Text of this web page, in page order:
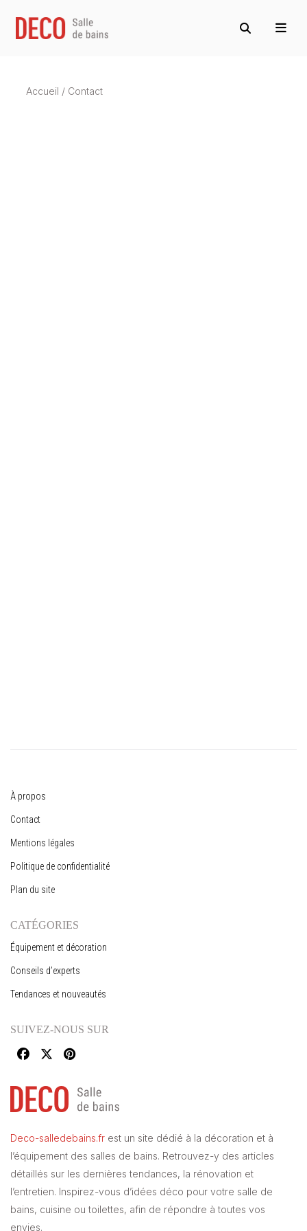
Accueil / Contact
Deco-salledebains.fr est un site dédié à la décoration et à
l’équipement des salles de bains. Retrouvez-y des articles
détaillés sur les dernières tendances, la rénovation et
l’entretien. Inspirez-vous d’idées déco pour votre salle de
bains, cuisine ou toilettes, afin de répondre à toutes vos
envies.
À propos
Contact
Mentions légales
Politique de confidentialité
Plan du site
CATÉGORIES
Équipement et décoration
Conseils d’experts
Tendances et nouveautés
SUIVEZ-NOUS SUR